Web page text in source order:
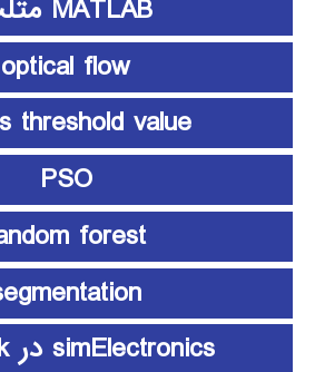
MATLAB متلب
optical flow
threshold value
PSO
forest
simElectronics در Simulink